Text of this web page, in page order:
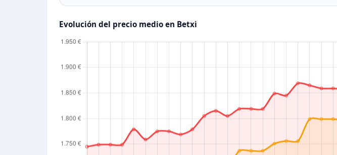
Evolución del precio medio en Betxi